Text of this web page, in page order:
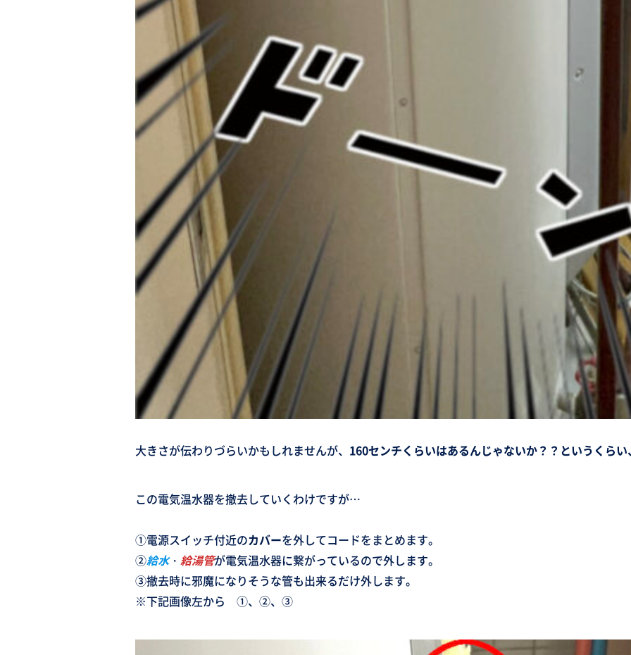
大きさが伝わりづらいかもしれませんが、 160センチくらいはあるんじゃないか？？というくら
この電気温水器を撤去していくわけですが…
①電源スイッチ付近のカバーを外してコードをまとめます。
②給水・ 給湯管が電気温水器に繋がっているので外します。
③撤去時に邪魔になりそうな管も出来るだけ外します。
※下記画像左から ①、②、③